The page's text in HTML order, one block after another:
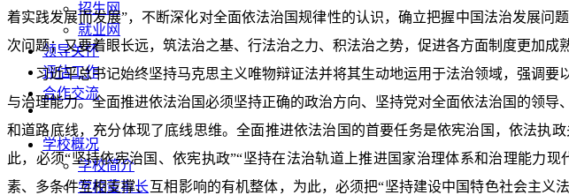
招生网
就业网
领导关怀
评估工作
合作交流
学校概况
学校简介
学校董事长
着实践发展而发展”，不断深化对全面依法治国规律性的认识，确立把握中国法治发展
次问题；又要着眼长远，筑法治之基、行法治之力、积法治之势，促进各方面制度更加成
习近平总书记始终坚持马克思主义唯物辩证法并将其生动地运用于法治领域，强调
与治理能力。全面推进依法治国必须坚持正确的政治方向、坚持党对全面依法治国的领
和道路底线，充分体现了底线思维。全面推进依法治国的首要任务是依宪治国，依法执
此，必须“坚持依宪治国、依宪执政”“坚持在法治轨道上推进国家治理体系和治理能力
素、多条件互相支撑、互相影响的有机整体，为此，必须把“坚持建设中国特色社会主